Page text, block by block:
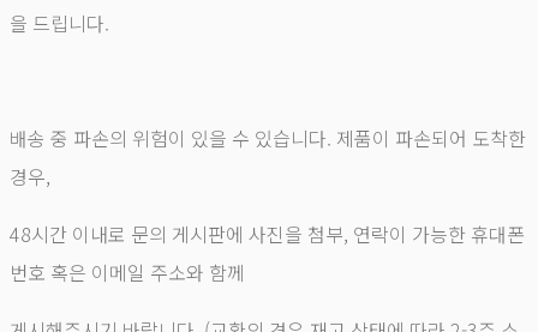
을 드립니다.
배송 중 파손의 위험이 있을 수 있습니다. 제품이 파손되어 도착한
경우,
48시간 이내로 문의 게시판에 사진을 첨부, 연락이 가능한 휴대폰
번호 혹은 이메일 주소와 함께